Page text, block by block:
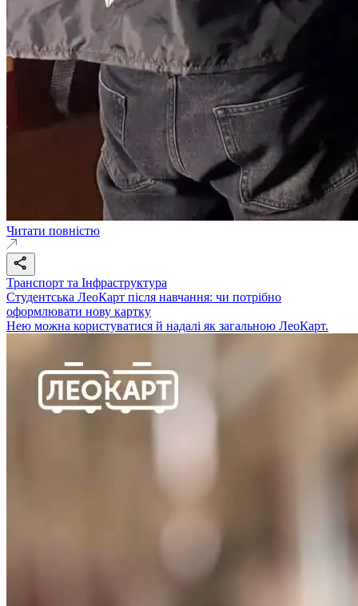
Читати повністю
Транспорт та Інфраструктура
Студентська ЛеоКарт після навчання: чи потрібно
оформлювати нову картку
Нею можна користуватися й надалі як загальною ЛеоКарт.